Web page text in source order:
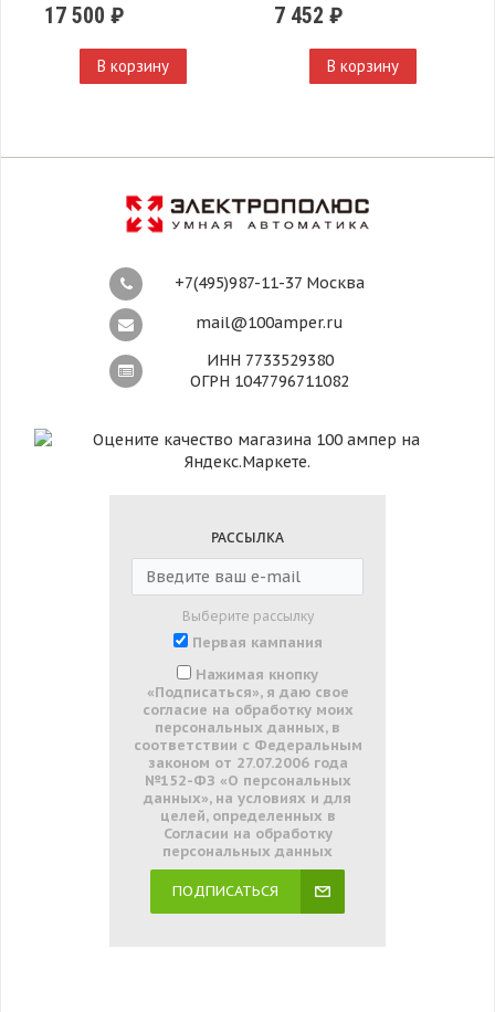
17 500 ₽
В корзину
7 452 ₽
В корзину
+7(495)987-11-37 Москва
mail@100amper.ru
ИНН 7733529380
ОГРН 1047796711082
РАССЫЛКА
Выберите рассылку
Первая кампания
Нажимая кнопку
«Подписаться», я даю свое
согласие на обработку моих
персональных данных, в
соответствии с Федеральным
законом от 27.07.2006 года
№152-ФЗ «О персональных
данных», на условиях и для
целей, определенных в
Согласии на обработку
персональных данных
ПОДПИСАТЬСЯ